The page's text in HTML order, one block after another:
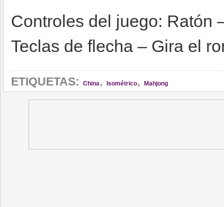
Controles del juego: Ratón
Teclas de flecha – Gira el
ETIQUETAS: China, Isométrico, Mahjong